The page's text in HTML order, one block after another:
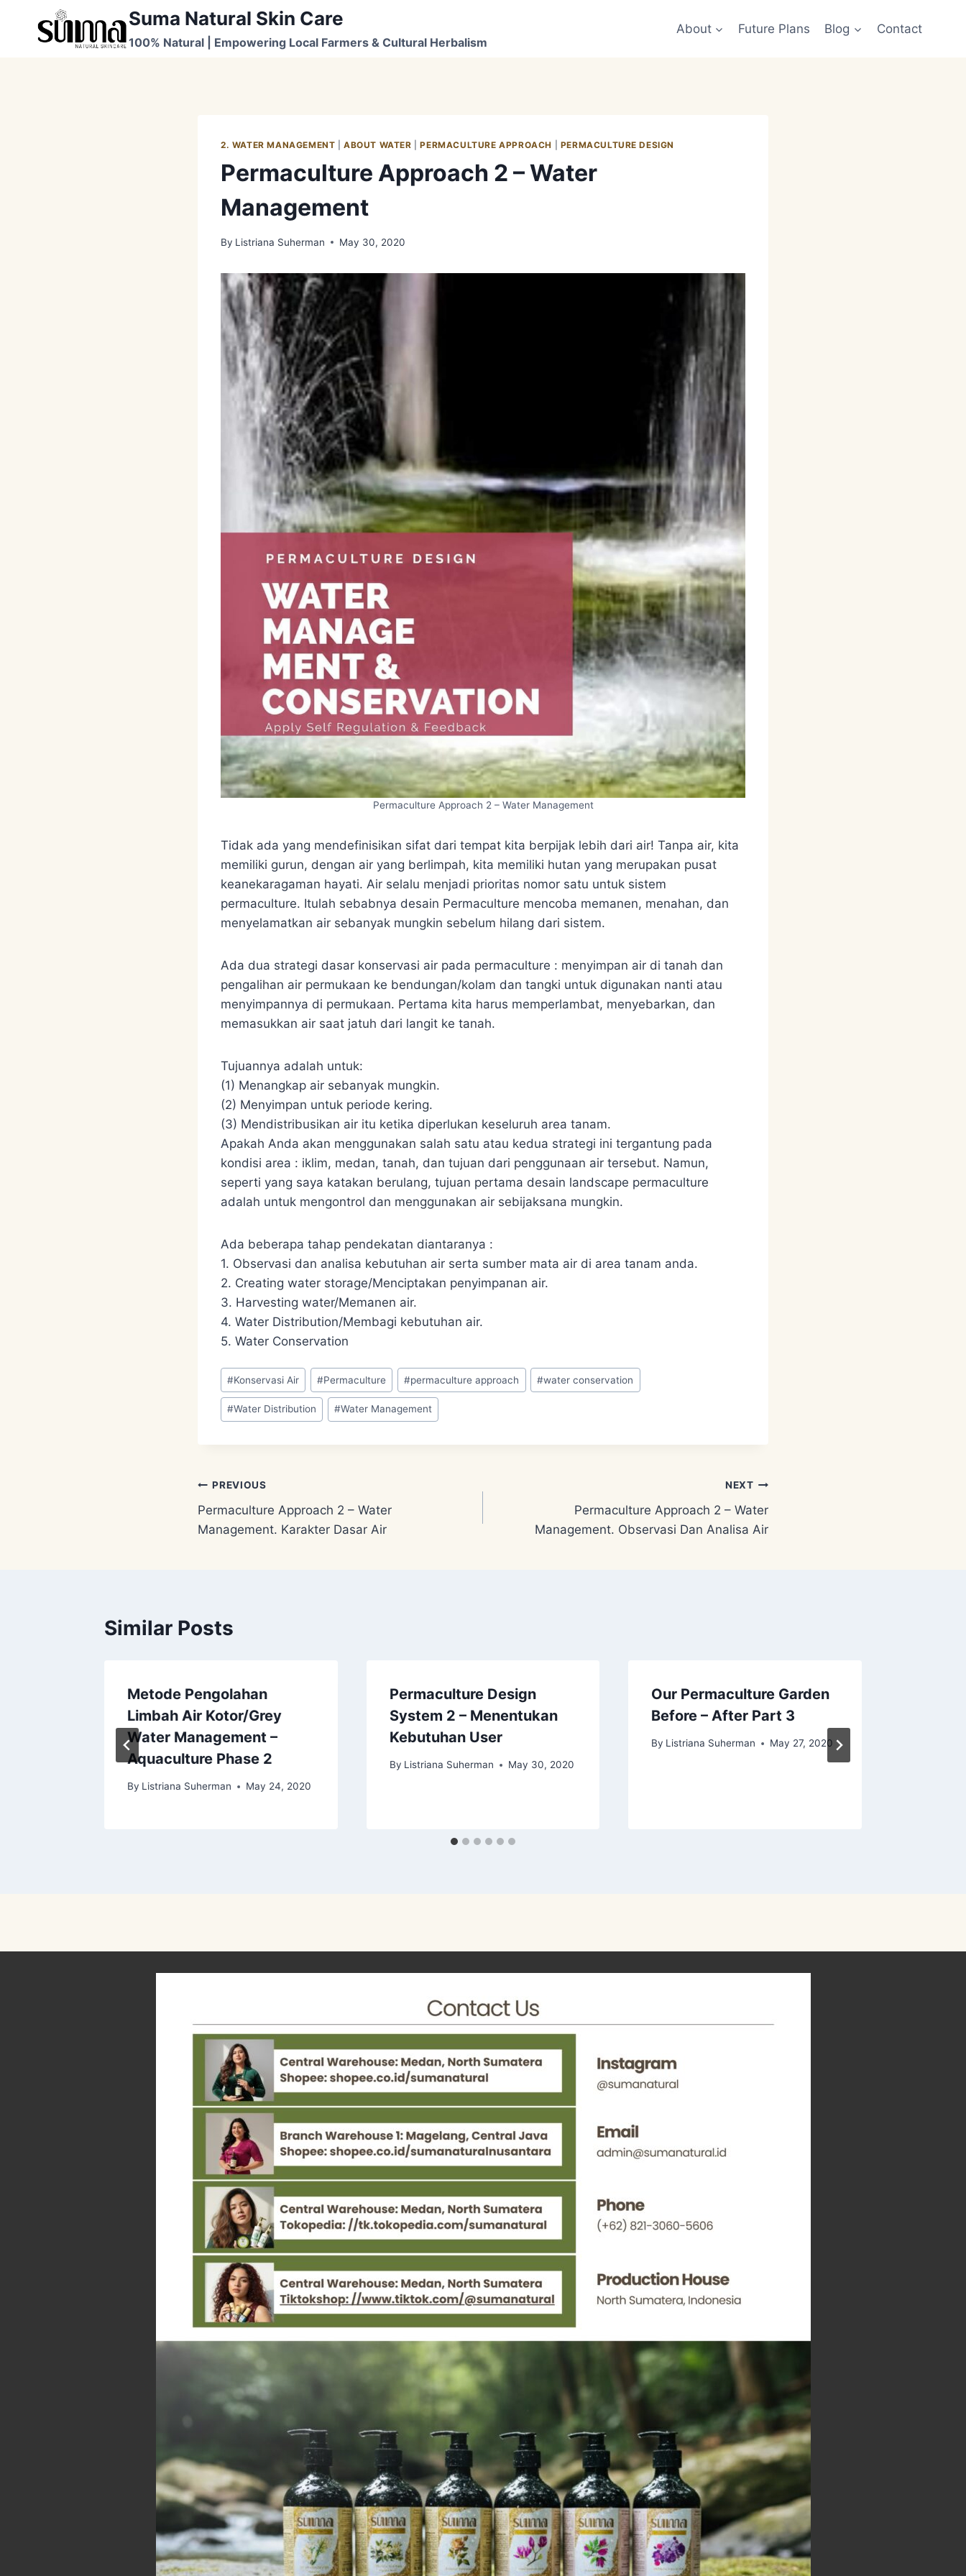
Suma Natural Skin Care
100% Natural | Empowering Local Farmers & Cultural Herbalism
About Future Plans Blog Contact
2. WATER MANAGEMENT |ABOUT WATER |PERMACULTURE APPROACH PERMACULTURE DESIGN
Permaculture Approach 2 – Water
Management
By Listriana Suherman May 30, 2020
Permaculture Approach 2 – Water Management
Tidak ada yang mendefinisikan sifat dari tempat kita berpijak lebih dari air! Tanpa air, kita
memiliki gurun, dengan air yang berlimpah, kita memiliki hutan yang merupakan pusat
keanekaragaman hayati. Air selalu menjadi prioritas nomor satu untuk sistem
permaculture. Itulah sebabnya desain Permaculture mencoba memanen, menahan, dan
menyelamatkan air sebanyak mungkin sebelum hilang dari sistem.
Ada dua strategi dasar konservasi air pada permaculture : menyimpan air di tanah dan
pengalihan air permukaan ke bendungan/kolam dan tangki untuk digunakan nanti atau
menyimpannya di permukaan. Pertama kita harus memperlambat, menyebarkan, dan
memasukkan air saat jatuh dari langit ke tanah.
Tujuannya adalah untuk:
(1) Menangkap air sebanyak mungkin.
(2) Menyimpan untuk periode kering.
(3) Mendistribusikan air itu ketika diperlukan keseluruh area tanam.
Apakah Anda akan menggunakan salah satu atau kedua strategi ini tergantung pada
kondisi area : iklim, medan, tanah, dan tujuan dari penggunaan air tersebut. Namun,
seperti yang saya katakan berulang, tujuan pertama desain landscape permaculture
adalah untuk mengontrol dan menggunakan air sebijaksana mungkin.
Ada beberapa tahap pendekatan diantaranya :
1. Observasi dan analisa kebutuhan air serta sumber mata air di area tanam anda.
2. Creating water storage/Menciptakan penyimpanan air.
3. Harvesting water/Memanen air.
4. Water Distribution/Membagi kebutuhan air.
5. Water Conservation
Post
Tags:
#Konservasi Air #Permaculture #permaculture approach #water conservation
#Water Distribution #Water Management
Post
navigation
PREVIOUS
Permaculture Approach 2 – Water
Management. Karakter Dasar Air
NEXT
Permaculture Approach 2 – Water
Management. Observasi Dan Analisa Air
Similar Posts
Metode Pengolahan
Limbah Air Kotor/Grey
Water Management –
Aquaculture Phase 2
By Listriana Suherman May 24, 2020
Permaculture Design
System 2 – Menentukan
Kebutuhan User
By Listriana Suherman May 30, 2020
Our Permaculture Garden
Before – After Part 3
By Listriana Suherman May 27, 2020